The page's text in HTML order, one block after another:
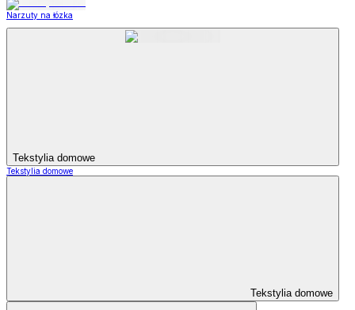
Narzuty na łózka
Tekstylia domowe
Tekstylia domowe
Tekstylia domowe